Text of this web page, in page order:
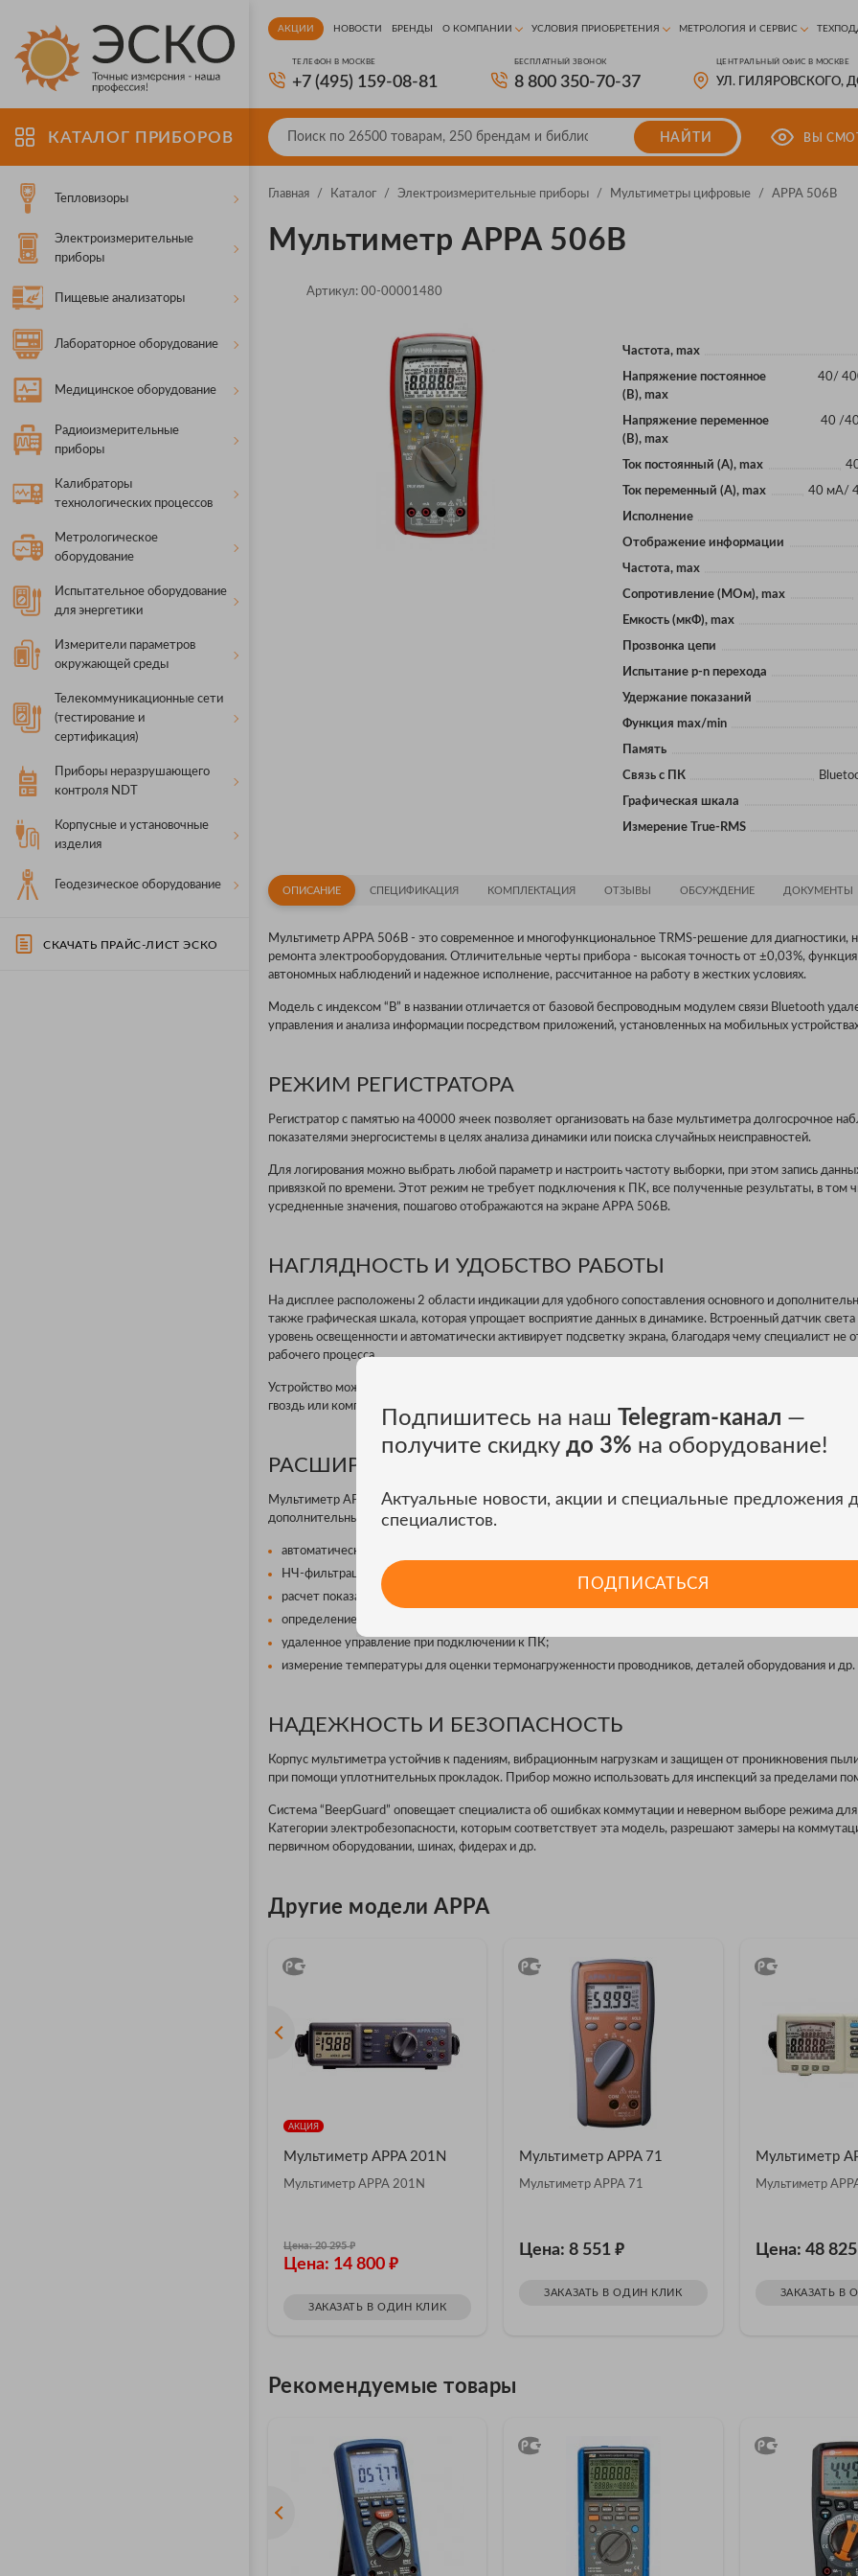
КАТАЛОГ ПРИБОРОВ
Тепловизоры
Электроизмерительные
приборы
Пищевые анализаторы
Лабораторное оборудование
Медицинское оборудование
Радиоизмерительные
приборы
Калибраторы
технологических процессов
Метрологическое
оборудование
Испытательное оборудование
для энергетики
Измерители параметров
окружающей среды
Телекоммуникационные сети
(тестирование и
сертификация)
Приборы неразрушающего
контроля NDT
Корпусные и установочные
изделия
Геодезическое оборудование
СКАЧАТЬ ПРАЙС-ЛИСТ ЭСКО
АКЦИИ НОВОСТИ БРЕНДЫ О КОМПАНИИ УСЛОВИЯ ПРИОБРЕТЕНИЯ МЕТРОЛОГИЯ И СЕРВИС
ТЕЛЕФОН В МОСКВЕ
+7 (495) 159-08-81
БЕСПЛАТНЫЙ ЗВОНОК
8 800 350-70-37
ЦЕНТРАЛЬНЫЙ ОФИС В МОСКВЕ
УЛ. ГИЛЯРОВСКОГО,
НАЙТИ ВЫ
Главная / Каталог / Электроизмерительные приборы / Мультиметры цифровые / APPA 506B
Мультиметр APPA 506B
Артикул: 00-00001480
Частота, max
Напряжение постоянное
(В), max
40/
Напряжение переменное
(В), max
40 /
Ток постоянный (А), max
Ток переменный (А), max 40 мА/
Исполнение
Отображение информации
Частота, max
Сопротивление (МОм), max
Eмкость (мкФ), max
Прозвонка цепи
Испытание p-n перехода
Удержание показаний
Функция max/min
Память
Связь с ПК
Графическая шкала
Измерение True-RMS
ОПИСАНИЕ СПЕЦИФИКАЦИЯ КОМПЛЕКТАЦИЯ ОТЗЫВЫ ОБСУЖДЕНИЕ ДОКУМЕНТЫ
Мультиметр APPA 506B - это современное и многофункциональное TRMS-решение для диагностики,
ремонта электрооборудования. Отличительные черты прибора - высокая точность от ±0,03%,
автономных наблюдений и надежное исполнение, рассчитанное на работу в жестких условиях.
Модель с индексом “B” в названии отличается от базовой беспроводным модулем связи Bluetooth
управления и анализа информации посредством приложений, установленных на мобильных
РЕЖИМ РЕГИСТРАТОРА
Регистратор с памятью на 40000 ячеек позволяет организовать на базе мультиметра долгосрочное
показателями энергосистемы в целях анализа динамики или поиска случайных неисправностей.
Для логирования можно выбрать любой параметр и настроить частоту выборки, при этом запись
привязкой по времени. Этот режим не требует подключения к ПК, все полученные результаты, в том
усредненные значения, пошагово отображаются на экране APPA 506B.
НАГЛЯДНОСТЬ И УДОБСТВО РАБОТЫ
На дисплее расположены 2 области индикации для удобного сопоставления основного и
также графическая шкала, которая упрощает восприятие данных в динамике. Встроенный датчик
уровень освещенности и автоматически активирует подсветку экрана, благодаря чему специалист не
рабочего процесса.
Устройство можно установить на подставку для размещения на горизонтальных поверхностях или
гвоздь или комплектное магнитное крепление. На корпусе предусмотрены специальные фиксаторы
РАСШИРЕННЫЙ ФУНКЦИОНАЛ
Мультиметр APPA 506B отлично подходит для комплексной диагностики электроники и силовых
дополнительных возможностей дополняющих базовый функционал:
автоматическое детектирование напряжения;
НЧ-фильтрация для минимизации помех;
расчет показателя скважности для проверки импульсной электроники;
определение частоты тока и уровня сигнала;
удаленное управление при подключении к ПК;
измерение температуры для оценки термонагруженности проводников, деталей оборудования и др.
НАДЕЖНОСТЬ И БЕЗОПАСНОСТЬ
Корпус мультиметра устойчив к падениям, вибрационным нагрузкам и защищен от проникновения
при помощи уплотнительных прокладок. Прибор можно использовать для инспекций за пределами
Система “BeepGuard” оповещает специалиста об ошибках коммутации и неверном выборе режима для
Категории электробезопасности, которым соответствует эта модель, разрешают замеры на
первичном оборудовании, шинах, фидерах и др.
Другие модели APPA
АКЦИЯ
Мультиметр APPA 201N
Мультиметр APPA 201N
Цена: 20 295₽
Цена: 14 800 ₽
ЗАКАЗАТЬ В ОДИН КЛИК
Мультиметр APPA 71
Мультиметр APPA 71
Цена: 8 551₽
ЗАКАЗАТЬ В ОДИН КЛИК
Мультиметр
Мультиметр
Цена: 48 825
ЗАКАЗАТЬ В
Рекомендуемые товары
Подпишитесь на наш Telegram-канал —
получите скидку до 3% на оборудование!
Актуальные новости, акции и специальные предложения
специалистов.
ПОДПИСАТЬСЯ